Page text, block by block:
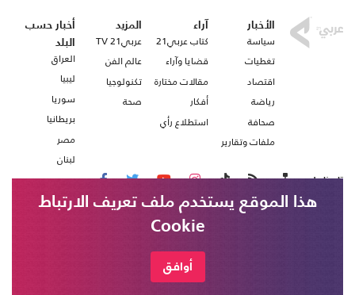
الأخبار
سياسة
تغطيات
اقتصاد
رياضة
صحافة
ملفات وتقارير
آراء
كتاب عربي21
قضايا وآراء
مقالات مختارة
أفكار
استطلاع رأي
المزيد
عربي21 TV
عالم الفن
تكنولوجيا
صحة
أخبار حسب
البلد
العراق
ليبيا
سوريا
بريطانيا
مصر
لبنان
تابعنا على
هذا الموقع يستخدم ملف تعريف الارتباط
Cookie
أوافق